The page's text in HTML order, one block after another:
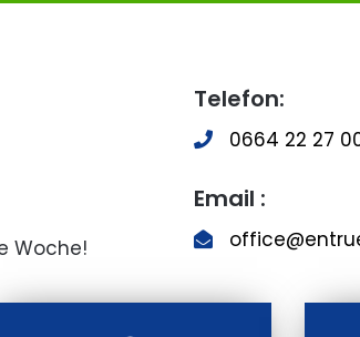
Woche!
Telefon:
0664 22 27
Email :